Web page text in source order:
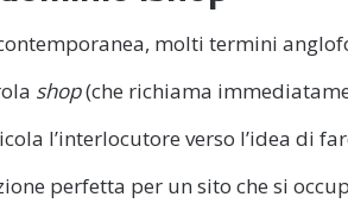
molti termini
shop(che richiama
l’interlocutore verso l’idea di
perfetta per un sito che si